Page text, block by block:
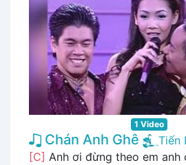
1 Video
Chán Anh Ghê
Tiến
[C] Anh ơi đừng theo em anh